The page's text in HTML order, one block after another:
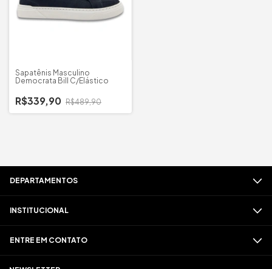
Sapatênis Masculino
Democrata Bill C/Elástico
R$339,90 R$489,90
DEPARTAMENTOS
INSTITUCIONAL
ENTRE EM CONTATO